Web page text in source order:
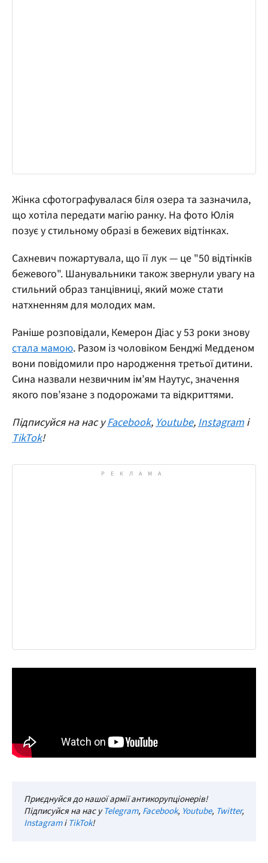
Жінка сфотографувалася біля озера та зазначила,
що хотіла передати магію ранку. На фото Юлія
позує у стильному образі в бежевих відтінках.
Сахневич пожартувала, що її лук — це "50 відтінків
бежевого". Шанувальники також звернули увагу на
стильний образ танцівниці, який може стати
натхненням для молодих мам.
Раніше розповідали, Кемерон Діас у 53 роки знову
стала мамою. Разом із чоловіком Бенджі Медденом
вони повідомили про народження третьої дитини.
Сина назвали незвичним ім’ям Наутус, значення
якого пов’язане з подорожами та відкриттями.
Підписуйся на нас уFacebook,Youtube,Instagram і
TikTok!
Приєднуйся до нашої армії антикорупціонерів!
Підписуйся на нас уTelegram, Facebook, Youtube, Twitter,
InstagramіTikTok!